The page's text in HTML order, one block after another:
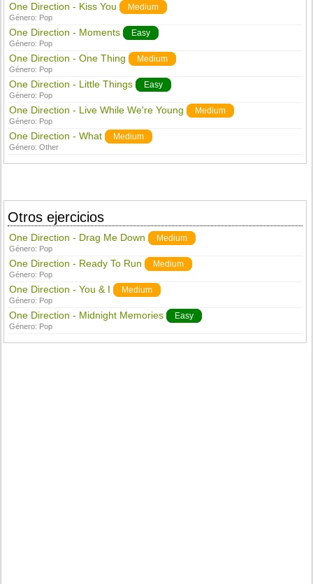
One Direction - Kiss You Medium
Género: Pop
One Direction - Moments Easy
Género: Pop
One Direction - One Thing Medium
Género: Pop
One Direction - Little Things Easy
Género: Pop
One Direction - Live While We're Young Medium
Género: Pop
One Direction - What Medium
Género:Other
Otros ejercicios
One Direction - Drag Me Down Medium
Género: Pop
One Direction - Ready To Run Medium
Género: Pop
One Direction - You & I Medium
Género: Pop
One Direction - Midnight Memories Easy
Género: Pop